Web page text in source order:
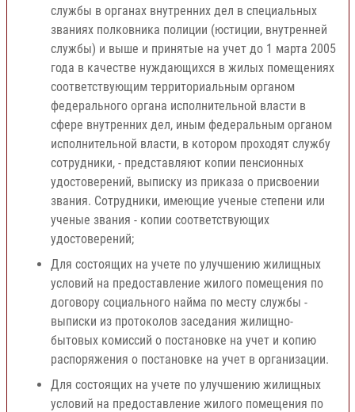
службы в органах внутренних дел в специальных
званиях полковника полиции (юстиции, внутренней
службы) и выше и принятые на учет до 1 марта 2005
года в качестве нуждающихся в жилых помещениях
соответствующим территориальным органом
федерального органа исполнительной власти в
сфере внутренних дел, иным федеральным органом
исполнительной власти, в котором проходят службу
сотрудники, - представляют копии пенсионных
удостоверений, выписку из приказа о присвоении
звания. Сотрудники, имеющие ученые степени или
ученые звания - копии соответствующих
удостоверений;
Для состоящих на учете по улучшению жилищных
условий на предоставление жилого помещения по
договору социального найма по месту службы -
выписки из протоколов заседания жилищно-
бытовых комиссий о постановке на учет и копию
распоряжения о постановке на учет в организации.
Для состоящих на учете по улучшению жилищных
условий на предоставление жилого помещения по